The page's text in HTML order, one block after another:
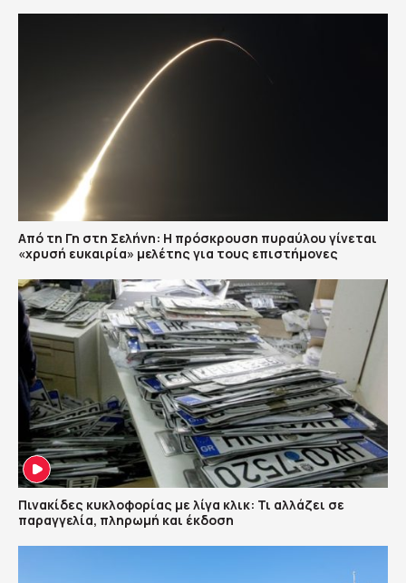
Από τη Γη στη Σελήνη: Η πρόσκρουση πυραύλου γίνεται
«χρυσή ευκαιρία» μελέτης για τους επιστήμονες
Πινακίδες κυκλοφορίας με λίγα κλικ: Τι αλλάζει σε
παραγγελία, πληρωμή και έκδοση